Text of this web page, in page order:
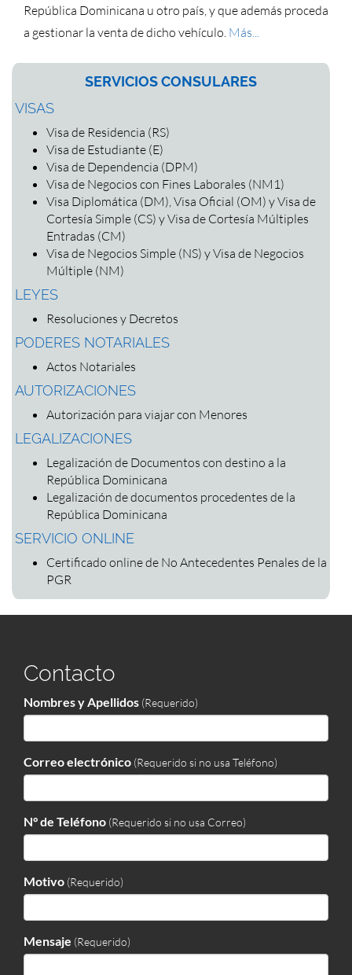
República Dominicana u otro país, y que además proceda
a gestionar la venta de dicho vehículo. Más...
SERVICIOS CONSULARES
VISAS
Visa de Residencia (RS)
Visa de Estudiante (E)
Visa de Dependencia (DPM)
Visa de Negocios con Fines Laborales (NM1)
Visa Diplomática (DM), Visa Oficial (OM) y Visa de
Cortesía Simple (CS) y Visa de Cortesía Múltiples
Entradas (CM)
Visa de Negocios Simple (NS) y Visa de Negocios
Múltiple (NM)
LEYES
Resoluciones y Decretos
PODERES NOTARIALES
Actos Notariales
AUTORIZACIONES
Autorización para viajar con Menores
LEGALIZACIONES
Legalización de Documentos con destino a la
República Dominicana
Legalización de documentos procedentes de la
República Dominicana
SERVICIO ONLINE
Certificado online de No Antecedentes Penales de la
PGR
Contacto
Nombres y Apellidos (Requerido)
Correo electrónico (Requerido si no usa Teléfono)
N° de Teléfono (Requerido si no usa Correo)
Motivo (Requerido)
Mensaje (Requerido)